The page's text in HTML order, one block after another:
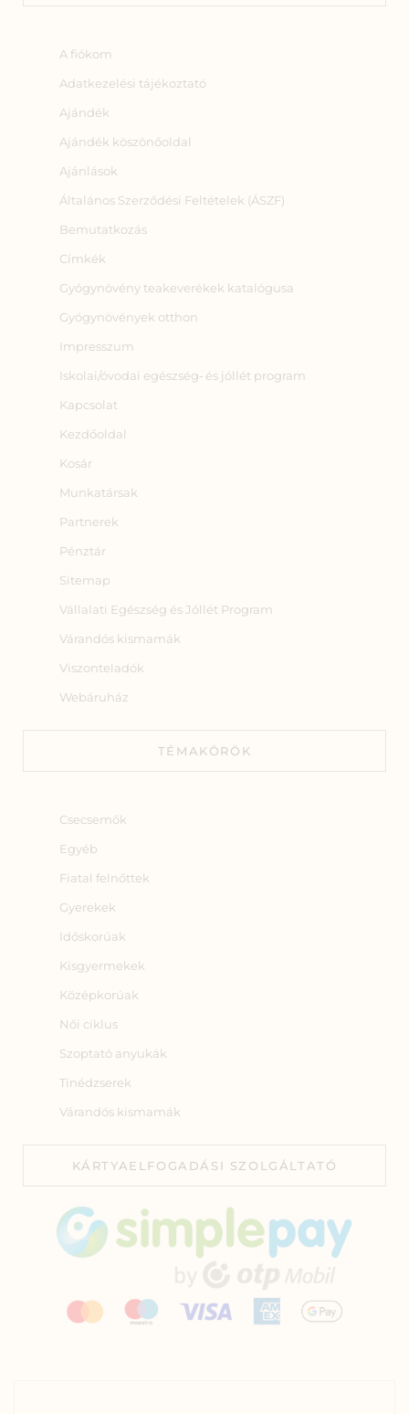
A fiókom
Adatkezelési tájékoztató
Ajándék
Ajándék köszönőoldal
Ajánlások
Általános Szerződési Feltételek (ÁSZF)
Bemutatkozás
Címkék
Gyógynövény teakeverékek katalógusa
Gyógynövények otthon
Impresszum
Iskolai/óvodai egészség‑ és jóllét program
Kapcsolat
Kezdőoldal
Kosár
Munkatársak
Partnerek
Pénztár
Sitemap
Vállalati Egészség és Jóllét Program
Várandós kismamák
Viszonteladók
Webáruház
TÉMAKÖRÖK
Csecsemők
Egyéb
Fiatal felnőttek
Gyerekek
Időskorúak
Kisgyermekek
Középkorúak
Női ciklus
Szoptató anyukák
Tinédzserek
Várandós kismamák
KÁRTYAELFOGADÁSI SZOLGÁLTATÓ